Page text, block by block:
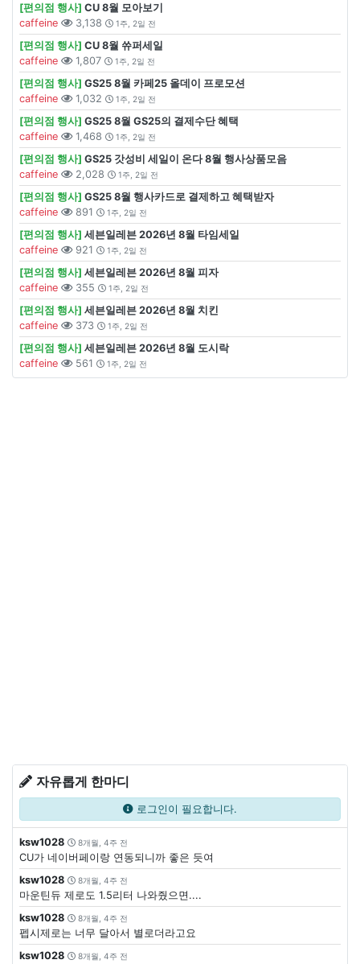
[편의점 행사] CU 8월 모아보기
caffeine
3,138 1주, 2일 전
[편의점 행사] CU 8월 쓔퍼세일
caffeine
1,807 1주, 2일 전
[편의점 행사] GS25 8월 카페25 올데이 프로모션
caffeine
1,032 1주, 2일 전
[편의점 행사] GS25 8월 GS25의 결제수단 혜택
caffeine
1,468 1주, 2일 전
[편의점 행사] GS25 갓성비 세일이 온다 8월 행사상품모음
caffeine
2,028 1주, 2일 전
[편의점 행사] GS25 8월 행사카드로 결제하고 혜택받자
caffeine
891 1주, 2일 전
[편의점 행사] 세븐일레븐 2026년 8월 타임세일
caffeine
921 1주, 2일 전
[편의점 행사] 세븐일레븐 2026년 8월 피자
caffeine
355 1주, 2일 전
[편의점 행사] 세븐일레븐 2026년 8월 치킨
caffeine
373 1주, 2일 전
[편의점 행사] 세븐일레븐 2026년 8월 도시락
caffeine
561 1주, 2일 전
자유롭게 한마디
로그인이 필요합니다.
ksw1028 8개월, 4주 전
CU가 네이버페이랑 연동되니까 좋은 듯여
ksw1028
8개월, 4주 전
마운틴듀 제로도 1.5리터 나와줬으면....
ksw1028
8개월, 4주 전
펩시제로는 너무 달아서 별로더라고요
ksw1028
8개월, 4주 전